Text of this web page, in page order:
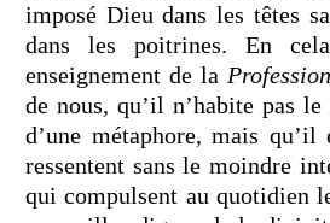
imposé Dieu dans les têtes
dans les poitrines. En
enseignement de la
de nous, qu’il n’habite pas
d’une métaphore, mais
ressentent sans le moindre
qui compulsent au quotidien